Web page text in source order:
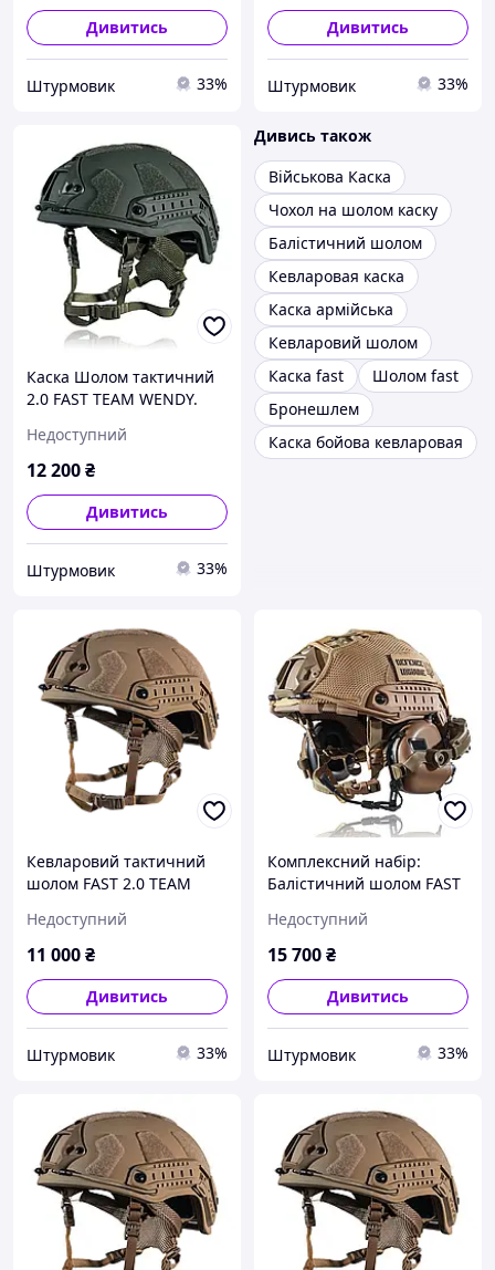
Дивитись
Штурмовик 33%
Дивитись
Штурмовик 33%
Каска Шолом тактичний
2.0 FAST TEAM WENDY.
Олива. Розмір M
Недоступний
12 200₴
Дивитись
Штурмовик 33%
Дивись також
Військова Каска
Чохол на шолом каску
Балістичний шолом
Кевларовая каска
Каска армійська
Кевларовий шолом
Каска fast
Шолом fast
Бронешлем
Каска бойова кевларовая
Кевларовий тактичний
шолом FAST 2.0 TEAM
розмір L
Недоступний
11 000₴
Дивитись
Штурмовик 33%
Комплексний набір:
Балістичний шолом FAST
(Койот) + активні
навушники EARMOR M32
Недоступний
15 700₴
Дивитись
Штурмовик 33%